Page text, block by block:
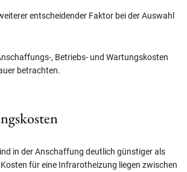
entscheidender Faktor bei der Auswahl
, Betriebs- und Wartungskosten
betrachten.
in der Anschaffung deutlich günstiger als
für eine Infrarotheizung liegen zwischen